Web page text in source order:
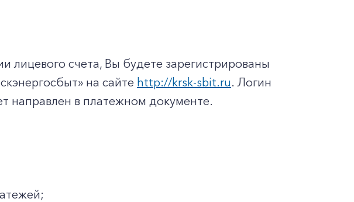
счета, Вы будете зарегистрированы
на сайте http://krsk-sbit.ru. Логин
направлен в платежном документе.